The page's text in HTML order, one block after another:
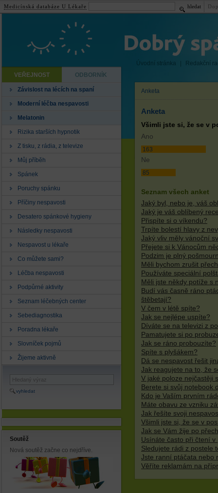
Úvodní stránka
Redakční
VEŘEJNOST
ODBORNÍK
Závislost na lécích na spaní
Moderní léčba nespavosti
Melatonin
Rizika starších hypnotik
Z tisku, z rádia, z televize
Můj příběh
Spánek
Poruchy spánku
Příčiny nespavosti
Desatero spánkové hygieny
Následky nespavosti
Nespavost u lékaře
Co můžete sami?
Léčba nespavosti
Podpůrné aktivity
Seznam léčebných center
Sebediagnostika
Poradna lékaře
Slovníček pojmů
Žijeme aktivně
vyhledat
Soutěž
Nová soutěž začne co nejdříve.
Anketa
Anketa
Všimli jste si, že se v
Ano
163
Ne
85
Seznam všech anket
Jaký byl, nebo je, váš
Jaký je váš oblíbený
Přispíte si o víkendu?
Trpíte bolestí hlavy z
Jaký vliv měly vánoční
Přejete si k Vánocům
Podzim je plný
Měli bychom zrušit
Používáte speciální
Měli jste někdy potíže s
Budí vás časně ráno
štěbetají?
V čem v létě spíte?
Jak se nejlépe uspíte?
Díváte se na televizi z
Pamatujete si po
Jak se ráno probouzíte?
Spíte s plyšákem?
Dá se nespavost řešit
Jak reagujete na to, že
V jaké poloze nejčastěji
Berete si svůj notebook
Kdo je Vaším prvním
Máte obavu ze vzniku
Jak řešíte svoji
Všimli jste si, že se v
Jak se Vám žije po
Usínáte často při čtení v
Sledujete rádi z postele
Jste ranní ptáčata nebo
Věříte reklamám na
Medicínská databáze U Lékaře hledat